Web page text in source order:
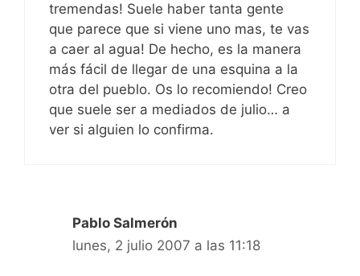
tremendas! Suele haber tanta gente
que parece que si viene uno mas, te vas
a caer al agua! De hecho, es la manera
más fácil de llegar de una esquina a la
otra del pueblo. Os lo recomiendo! Creo
que suele ser a mediados de julio… a
ver si alguien lo confirma.
Pablo Salmerón
lunes, 2 julio 2007 a las 11:18